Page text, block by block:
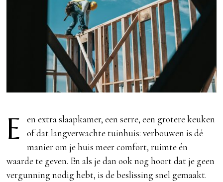
E
en extra slaapkamer, een serre, een grotere keuken
of dat langverwachte tuinhuis: verbouwen is dé
manier om je huis meer comfort, ruimte én
waarde te geven. En als je dan ook nog hoort dat je geen
vergunning nodig hebt, is de beslissing snel gemaakt.